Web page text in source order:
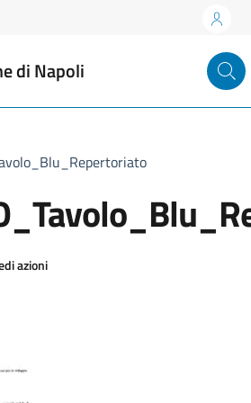
di Napoli
azioni